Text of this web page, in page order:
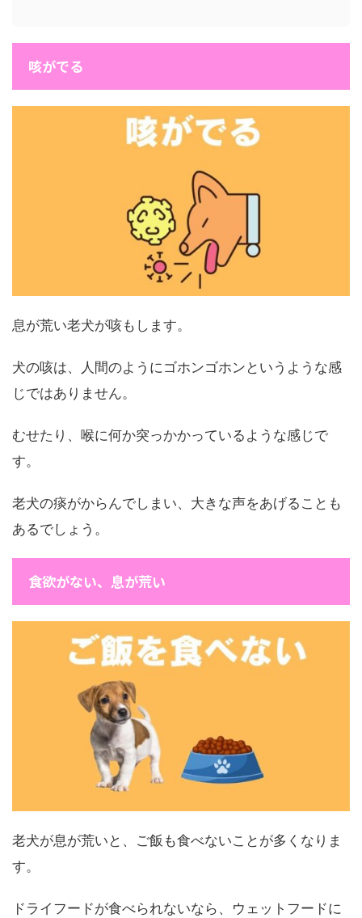
咳がでる
息が荒い老犬が咳もします。
犬の咳は、人間のようにゴホンゴホンというような感
じではありません。
むせたり、喉に何か突っかかっているような感じで
す。
老犬の痰がからんでしまい、大きな声をあげることも
あるでしょう。
食欲がない、息が荒い
老犬が息が荒いと、ご飯も食べないことが多くなりま
す。
ドライフードが食べられないなら、ウェットフードに